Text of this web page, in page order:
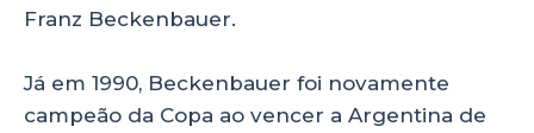
Franz Beckenbauer.
Já em 1990, Beckenbauer foi novamente
campeão da Copa ao vencer a Argentina de